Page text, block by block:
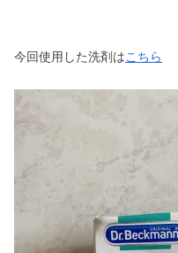
今回使用した洗剤はこちら